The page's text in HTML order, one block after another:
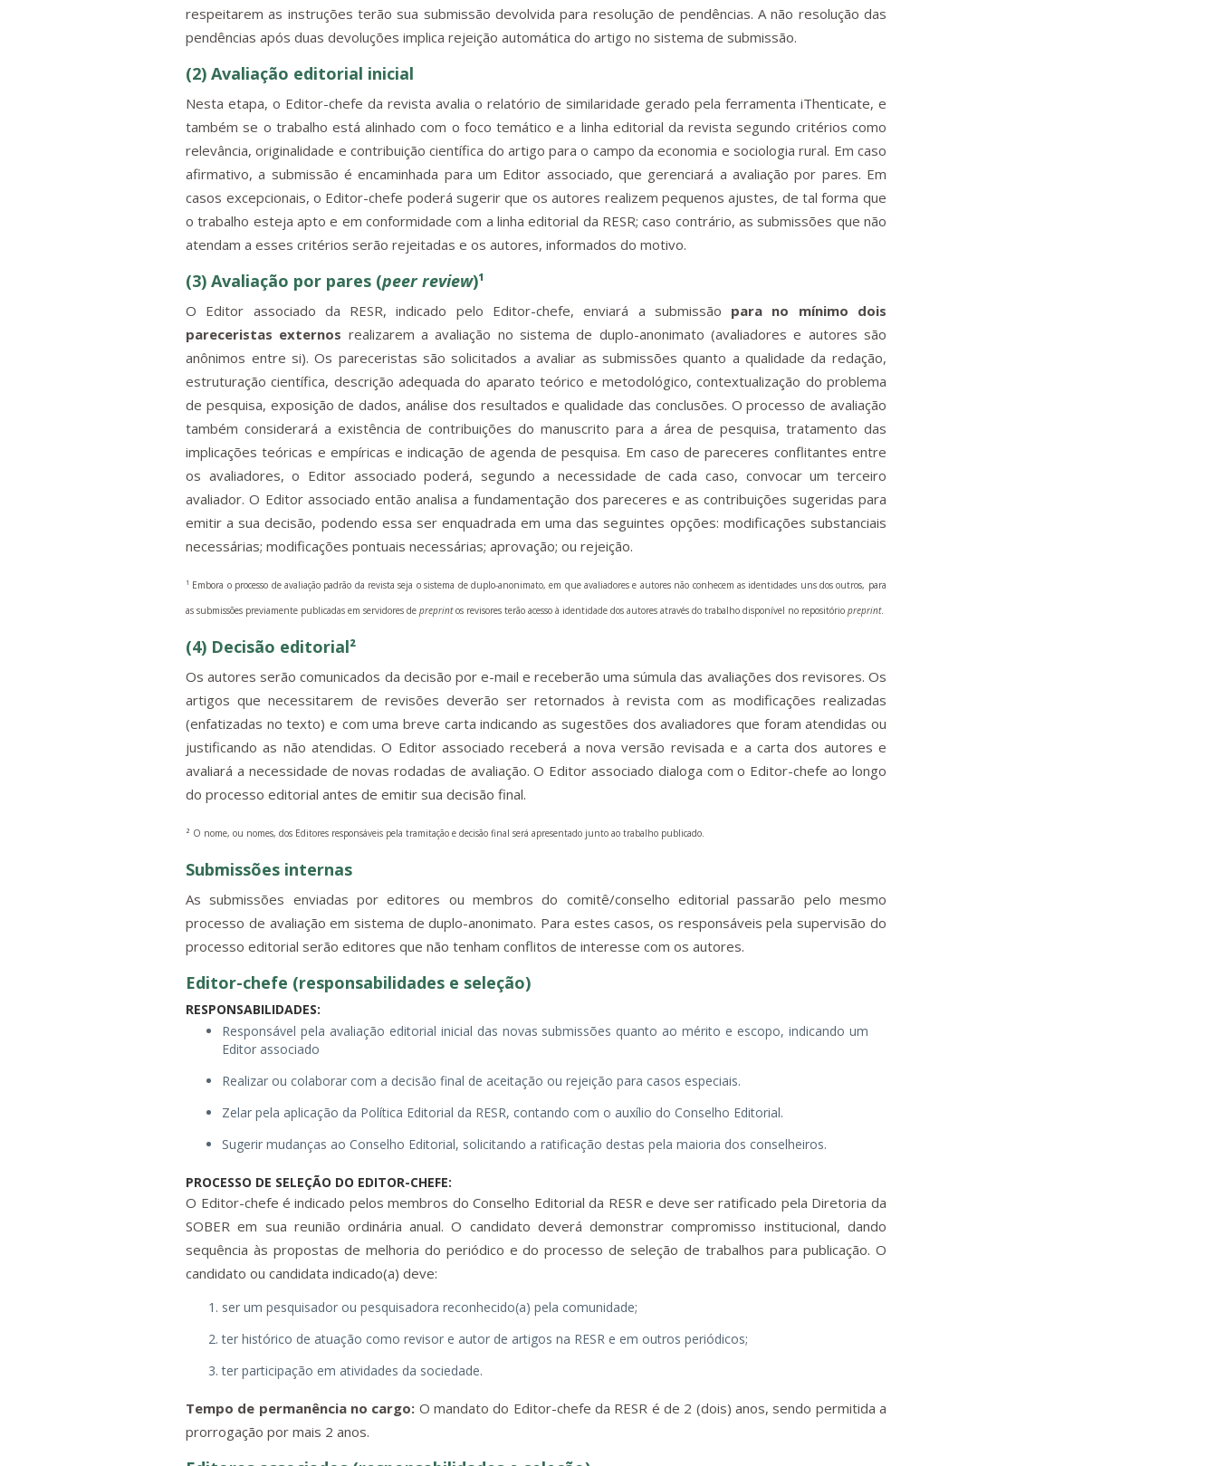
respeitarem as instruções terão sua submissão devolvida para resolução de pendências. A não resolução das
pendências após duas devoluções implica rejeição automática do artigo no sistema de submissão.
(2) Avaliação editorial inicial
Nesta etapa, o Editor-chefe da revista avalia o relatório de similaridade gerado pela ferramenta iThenticate, e
também se o trabalho está alinhado com o foco temático e a linha editorial da revista segundo critérios como
relevância, originalidade e contribuição científica do artigo para o campo da economia e sociologia rural. Em caso
afirmativo, a submissão é encaminhada para um Editor associado, que gerenciará a avaliação por pares. Em
casos excepcionais, o Editor-chefe poderá sugerir que os autores realizem pequenos ajustes, de tal forma que
o trabalho esteja apto e em conformidade com a linha editorial da RESR; caso contrário, as submissões que não
atendam a esses critérios serão rejeitadas e os autores, informados do motivo.
(3) Avaliação por pares (peer review)¹
O Editor associado da RESR, indicado pelo Editor-chefe, enviará a submissão para no mínimo dois
pareceristas externos realizarem a avaliação no sistema de duplo-anonimato (avaliadores e autores são
anônimos entre si). Os pareceristas são solicitados a avaliar as submissões quanto a qualidade da redação,
estruturação científica, descrição adequada do aparato teórico e metodológico, contextualização do problema
de pesquisa, exposição de dados, análise dos resultados e qualidade das conclusões. O processo de avaliação
também considerará a existência de contribuições do manuscrito para a área de pesquisa, tratamento das
implicações teóricas e empíricas e indicação de agenda de pesquisa. Em caso de pareceres conflitantes entre
os avaliadores, o Editor associado poderá, segundo a necessidade de cada caso, convocar um terceiro
avaliador. O Editor associado então analisa a fundamentação dos pareceres e as contribuições sugeridas para
emitir a sua decisão, podendo essa ser enquadrada em uma das seguintes opções: modificações substanciais
necessárias; modificações pontuais necessárias; aprovação; ou rejeição.
¹ Embora o processo de avaliação padrão da revista seja o sistema de duplo-anonimato, em que avaliadores e autores não conhecem as identidades uns dos outros, para
as submissões previamente publicadas em servidores depreprintos revisores terão acesso à identidade dos autores através do trabalho disponível no repositóriopreprint.
(4) Decisão editorial²
Os autores serão comunicados da decisão por e-mail e receberão uma súmula das avaliações dos revisores. Os
artigos que necessitarem de revisões deverão ser retornados à revista com as modificações realizadas
(enfatizadas no texto) e com uma breve carta indicando as sugestões dos avaliadores que foram atendidas ou
justificando as não atendidas. O Editor associado receberá a nova versão revisada e a carta dos autores e
avaliará a necessidade de novas rodadas de avaliação. O Editor associado dialoga com o Editor-chefe ao longo
do processo editorial antes de emitir sua decisão final.
² O nome, ou nomes, dos Editores responsáveis pela tramitação e decisão final será apresentado junto ao trabalho publicado.
Submissões internas
As submissões enviadas por editores ou membros do comitê/conselho editorial passarão pelo mesmo
processo de avaliação em sistema de duplo-anonimato. Para estes casos, os responsáveis pela supervisão do
processo editorial serão editores que não tenham conflitos de interesse com os autores.
Editor-chefe (responsabilidades e seleção)
RESPONSABILIDADES:
Responsável pela avaliação editorial inicial das novas submissões quanto ao mérito e escopo, indicando um
Editor associado
Realizar ou colaborar com a decisão final de aceitação ou rejeição para casos especiais.
Zelar pela aplicação da Política Editorial da RESR, contando com o auxílio do Conselho Editorial.
Sugerir mudanças ao Conselho Editorial, solicitando a ratificação destas pela maioria dos conselheiros.
PROCESSO DE SELEÇÃO DO EDITOR-CHEFE:
O Editor-chefe é indicado pelos membros do Conselho Editorial da RESR e deve ser ratificado pela Diretoria da
SOBER em sua reunião ordinária anual. O candidato deverá demonstrar compromisso institucional, dando
sequência às propostas de melhoria do periódico e do processo de seleção de trabalhos para publicação. O
candidato ou candidata indicado(a) deve:
ser um pesquisador ou pesquisadora reconhecido(a) pela comunidade;
ter histórico de atuação como revisor e autor de artigos na RESR e em outros periódicos;
ter participação em atividades da sociedade.
Tempo de permanência no cargo: O mandato do Editor-chefe da RESR é de 2 (dois) anos, sendo permitida a
prorrogação por mais 2 anos.